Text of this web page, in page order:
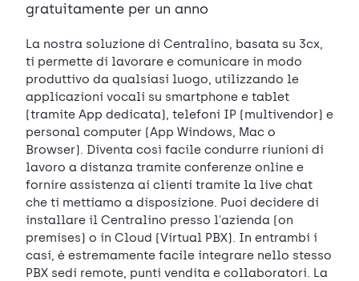
gratuitamente per un anno
La nostra soluzione di Centralino, basata su 3cx,
ti permette di lavorare e comunicare in modo
produttivo da qualsiasi luogo, utilizzando le
applicazioni vocali su smartphone e tablet
(tramite App dedicata), telefoni IP (multivendor) e
personal computer (App Windows, Mac o
Browser). Diventa così facile condurre riunioni di
lavoro a distanza tramite conferenze online e
fornire assistenza ai clienti tramite la live chat
che ti mettiamo a disposizione. Puoi decidere di
installare il Centralino presso l'azienda (on
premises) o in Cloud (Virtual PBX). In entrambi i
casi, è estremamente facile integrare nello stesso
PBX sedi remote, punti vendita e collaboratori. La